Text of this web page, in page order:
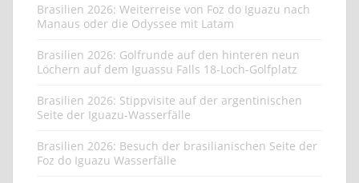
Brasilien 2026: Weiterreise von Foz do Iguazu nach
Manaus oder die Odyssee mit Latam
Brasilien 2026: Golfrunde auf den hinteren neun
Löchern auf dem Iguassu Falls 18-Loch-Golfplatz
Brasilien 2026: Stippvisite auf der argentinischen
Seite der Iguazu-Wasserfälle
Brasilien 2026: Besuch der brasilianischen Seite der
Foz do Iguazu Wasserfälle